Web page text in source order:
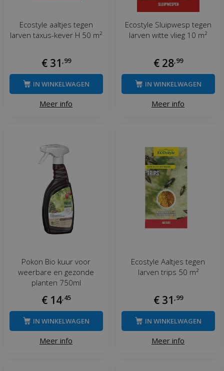
Ecostyle aaltjes tegen
larven taxus-kever H 50 m²
€ 31 99
Meer info
IN WINKELWAGEN
Ecostyle Sluipwesp tegen
larven witte vlieg 10 m²
€ 28 99
Meer info
IN WINKELWAGEN
Pokon Bio kuur voor
weerbare en gezonde
planten 750ml
€ 14 45
Meer info
IN WINKELWAGEN
Ecostyle Aaltjes tegen
larven trips 50 m²
€ 31 99
Meer info
IN WINKELWAGEN